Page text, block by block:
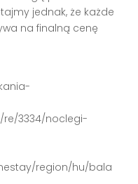
jednak, że każde
na finalną cenę
re/3334/noclegi-
region/hu/bala